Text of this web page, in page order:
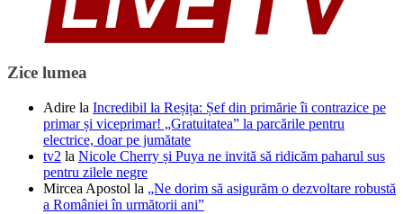
Zice lumea
Adire la Incredibil la Reșița: Șef din primărie îi contrazice pe
primar și viceprimar! „Gratuitatea” la parcările pentru
electrice, doar pe jumătate
tv2 la Nicole Cherry și Puya ne invită să ridicăm paharul sus
pentru zilele negre
Mircea Apostol la „Ne dorim să asigurăm o dezvoltare robustă
a României în următorii ani”